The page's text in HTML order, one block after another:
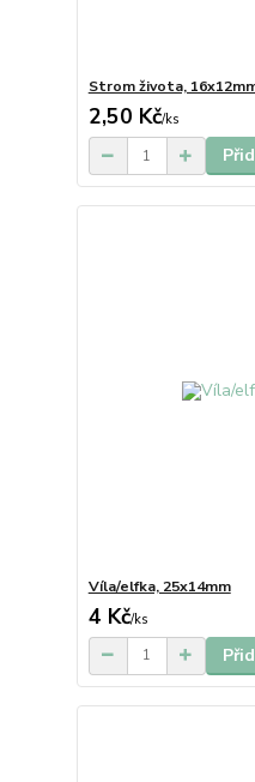
Strom života,
2,50 Kč/ks
Víla/elfka, 25x14mm
4 Kč/ks